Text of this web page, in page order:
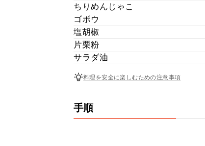
ちりめんじゃこ
ゴボウ
塩胡椒
片栗粉
サラダ油
料理を安全に楽しむための注意事項
手順